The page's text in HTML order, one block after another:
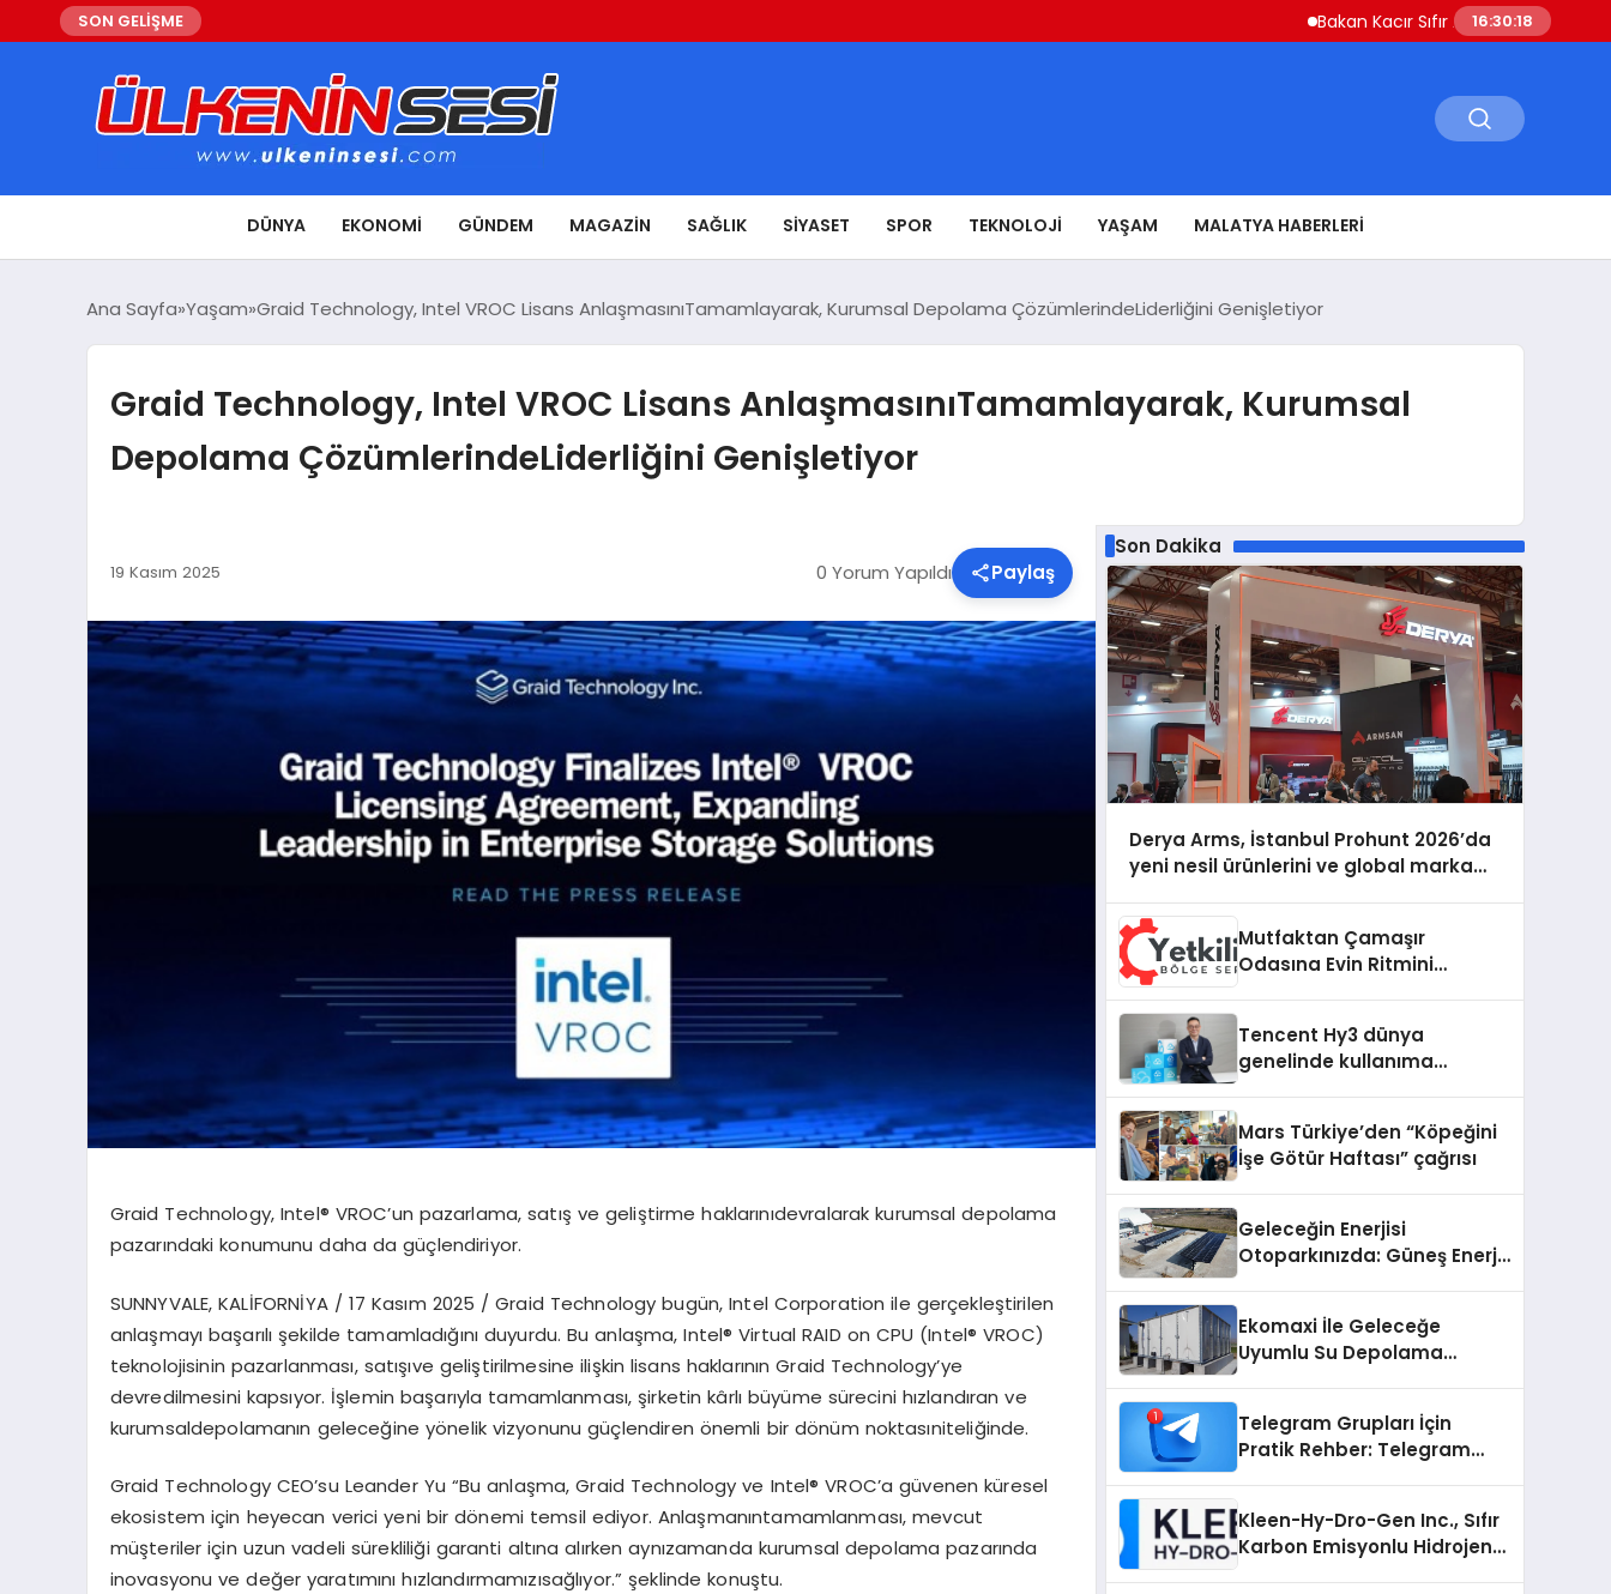
SON GELİŞME Bakan Kacır Sıfır Atık Projelerine 914
16:30:19
DÜNYA EKONOMI GÜNDEM MAGAZIN SAĞLIK SIYASET SPOR TEKNOLOJI YAŞAM MALATYA HABERLERI
Ana Sayfa Yaşam Graid Technology, Intel VROC Lisans AnlaşmasınıTamamlayarak, Kurumsal Depolama ÇözümlerindeLiderliğini Genişletiyor
Graid Technology, Intel VROC Lisans AnlaşmasınıTamamlayarak, Kurumsal
Depolama ÇözümlerindeLiderliğini Genişletiyor
19 Kasım 2025 0 Yorum Yapıldı Paylaş
Graid Technology, Intel® VROC’un pazarlama,satış ve geliştirme haklarınıdevralarak kurumsal depolama
pazarındaki konumunu daha dagüçlendiriyor.
SUNNYVALE, KALİFORNİYA / 17 Kasım 2025 /Graid Technologybugün, Intel Corporationile gerçekleştirilen
anlaşmayı başarılı şekilde tamamladığını duyurdu. Buanlaşma, Intel® Virtual RAID on CPU (Intel® VROC)
teknolojisinin pazarlanması, satışıve geliştirilmesine ilişkin lisans haklarının Graid Technology’ye
devredilmesini kapsıyor. İşlemin başarıyla tamamlanması, şirketin kârlı büyüme sürecini hızlandıran ve
kurumsaldepolamanın geleceğine yönelik vizyonunu güçlendiren önemli birdönüm noktasıniteliğinde.
Graid Technology CEO’su Leander Yu “Buanlaşma,Graid Technologyve Intel®VROC’agüvenen küresel
ekosistem için heyecan verici yeni bir dönemi temsil ediyor. Anlaşmanıntamamlanması,mevcut
müşteriler için uzun vadeli sürekliliği garanti altına alırken aynızamanda kurumsal depolama pazarında
inovasyonu ve değer yaratımını hızlandırmamızısağlıyor.” şeklinde konuştu.
Son Dakika
Derya Arms, İstanbul Prohunt 2026’da
yeni nesil ürünlerini ve global marka
Mutfaktan Çamaşır
Odasına Evin Ritmini
Destek Deneyimi
Tencent Hy3 dünya
genelinde kullanıma
Mars Türkiye’den “Köpeğini
İşe Götür Haftası” çağrısı
Geleceğin Enerjisi
Otoparkınızda: Güneş Enerjili
Ekomaxi İle Geleceğe
Uyumlu Su Depolama
Telegram Grupları İçin
Pratik Rehber: Telegram
Kleen-Hy-Dro-Gen Inc., Sıfır
Karbon Emisyonlu Hidrojen